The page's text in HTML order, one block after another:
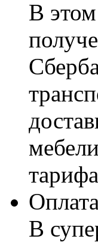
В
Оплата
В